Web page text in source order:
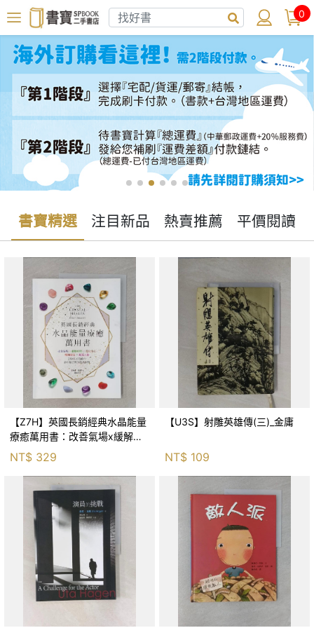
0
書寶精選 注目新品 熱賣推薦 平價閱讀
【Z7H】英國長銷經典水晶能量
療癒萬用書：改善氣場x緩解疼
痛x穩定身心x增加財富x促進人
緣，250種水晶礦石給你最完整
的生活對策_菲利
NT$ 329
【U3S】射雕英雄傳(三)_金庸
NT$ 109